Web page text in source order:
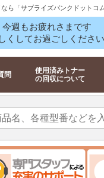
ら「サプライズバンクドットコ
今週もお疲れさまです
くしてお過ごしください
問
使用済みトナー
の回収について